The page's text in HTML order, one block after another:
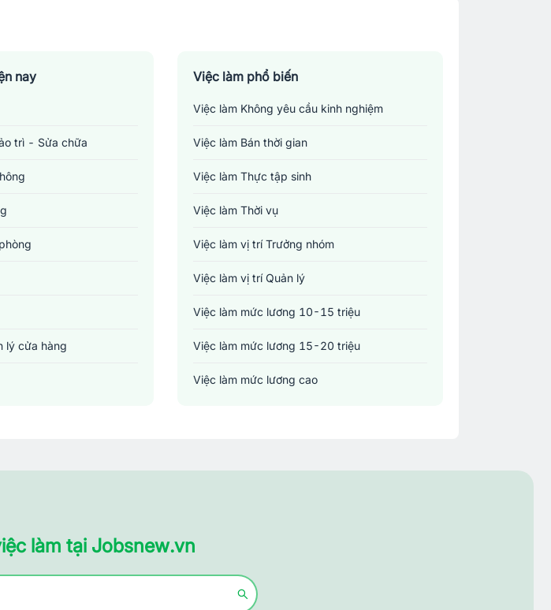
nay
trì - Sửa chữa
lý cửa hàng
Việc làm phổ biến
Việc làm Không yêu cầu kinh nghiệm
Việc làm Bán thời gian
Việc làm Thực tập sinh
Việc làm Thời vụ
Việc làm vị trí Trưởng nhóm
Việc làm vị trí Quản lý
Việc làm mức lương 10-15 triệu
Việc làm mức lương 15-20 triệu
Việc làm mức lương cao
làm tại Jobsnew.vn